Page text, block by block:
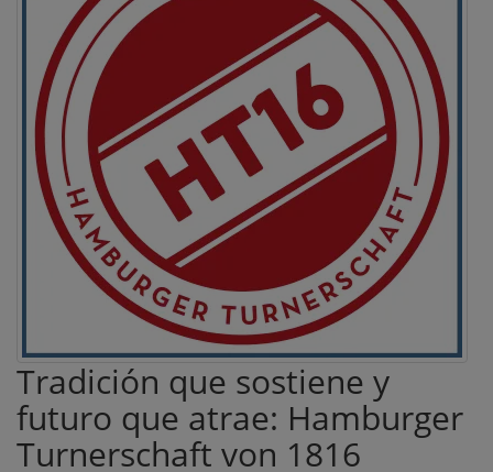
Tradición que sostiene y
futuro que atrae: Hamburger
Turnerschaft von 1816